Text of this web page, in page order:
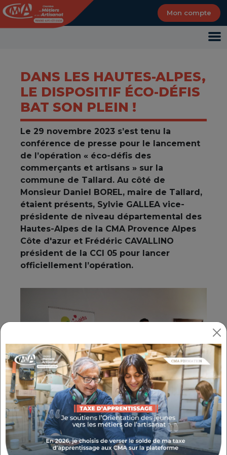
Mon compte
DANS LES HAUTES-ALPES,
LE DISPOSITIF ÉCO-DÉFIS
BAT SON PLEIN !
Le 29 novembre 2023 s’est tenu la
conférence de presse pour le lancement
de l’opération « éco-défis des
commerçants et artisans » sur la
commune de Tallard. Au côté de
Monsieur Daniel BOREL, maire de Tallard,
étaient présents, Sylvie GALLEA vice-
présidente de niveau départemental des
Hautes-Alpes de la CMA Provence Alpes
Côte d'azur et Frédéric CAVALLINO
président de la CCI 05 pour lancer
officiellement l’opération.
Les conseillers CMA et CCI 05
Panneau de gestion des cookies